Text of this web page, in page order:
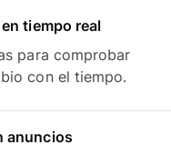
tiempo real
para comprobar
con el tiempo.
anuncios